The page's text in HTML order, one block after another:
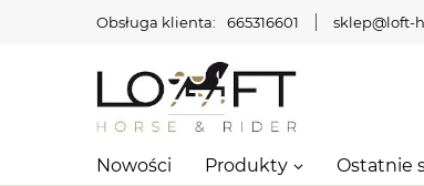
Obsługa klienta: 665316601 sklep@loft-
Nowości Produkty Ostatnie